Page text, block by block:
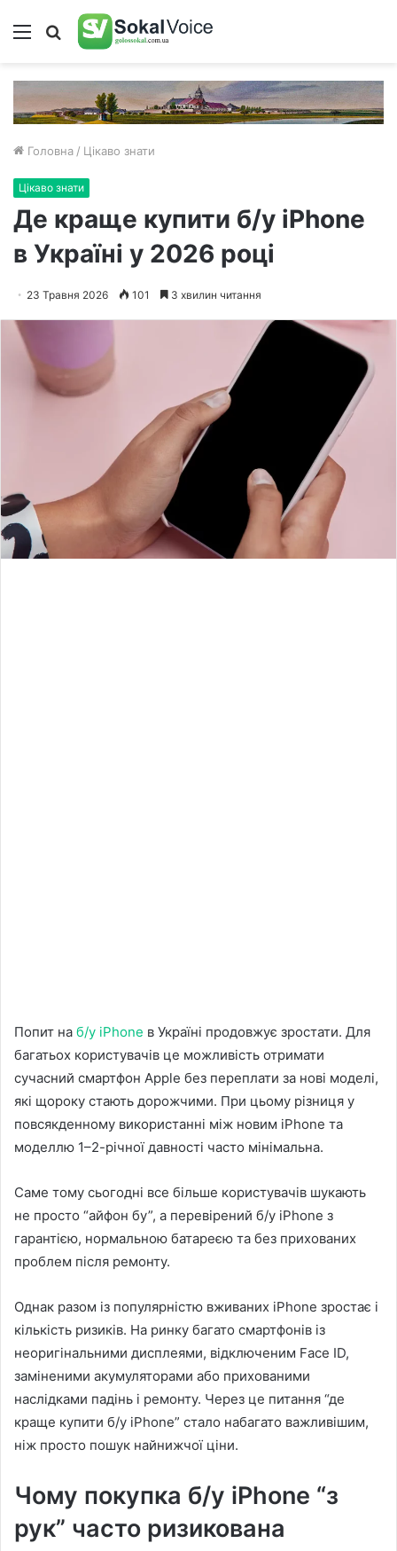
Меню Пошук
Головна / Цікаво знати
Цікаво знати
Де краще купити б/у iPhone
в Україні у 2026 році
23 Травня 2026 101 3 хвилин читання
Попит на б/у iPhone в Україні продовжує зростати. Для
багатьох користувачів це можливість отримати
сучасний смартфон Apple без переплати за нові моделі,
які щороку стають дорожчими. При цьому різниця у
повсякденному використанні між новим iPhone та
моделлю 1–2-річної давності часто мінімальна.
Саме тому сьогодні все більше користувачів шукають
не просто “айфон бу”, а перевірений б/у iPhone з
гарантією, нормальною батареєю та без прихованих
проблем після ремонту.
Однак разом із популярністю вживаних iPhone зростає і
кількість ризиків. На ринку багато смартфонів із
неоригінальними дисплеями, відключеним Face ID,
заміненими акумуляторами або прихованими
наслідками падінь і ремонту. Через це питання “де
краще купити б/у iPhone” стало набагато важливішим,
ніж просто пошук найнижчої ціни.
Чому покупка б/у iPhone “з
рук” часто ризикована